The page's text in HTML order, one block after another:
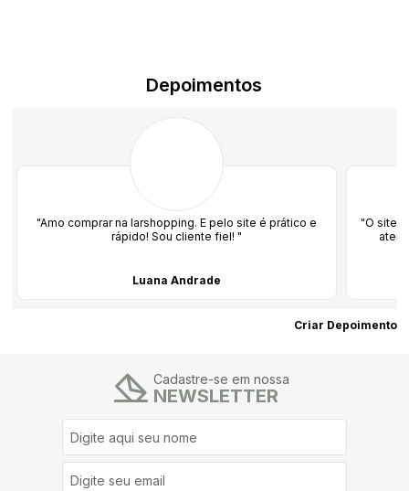
Depoimentos
"O site é top! Fomos atendidos pelo time e amamos o
atendimento. Parabéns pelo profissionalismo! "
Patricia
Criar Depoimento
Cadastre-se em nossa
NEWSLETTER